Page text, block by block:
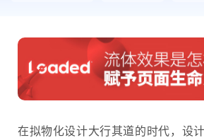
在拟物化设计大行其道的时代，设